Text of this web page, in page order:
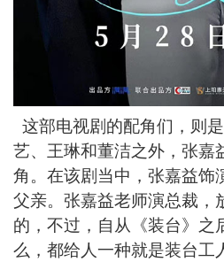
这部电视剧的配角们，则
艺、王琳和董洁之外，张嘉
角。在该剧当中，张嘉益饰
父亲。张嘉益老师演总裁，
的，不过，自从《装台》之
么，都给人一种就是装台工